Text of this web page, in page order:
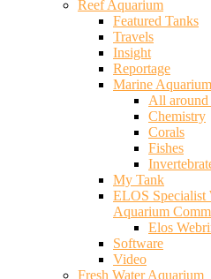
Reef Aquarium
Featured Tanks
Travels
Insight
Reportage
Marine
All around
Chemistry
Corals
Fishes
My Tank
ELOS Specialist
Aquarium
Elos
Software
Video
Fresh Water Aquarium